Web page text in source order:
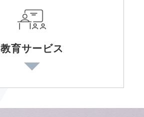
教育サービス